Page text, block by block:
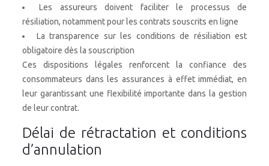
Les assureurs doivent faciliter le processus de
résiliation, notamment pour les contrats souscrits en ligne
La transparence sur les conditions de résiliation est
obligatoire dès la souscription
Ces dispositions légales renforcent la confiance des
consommateurs dans les assurances à effet immédiat, en
leur garantissant une flexibilité importante dans la gestion
de leur contrat.
Délai de rétractation et conditions
d’annulation